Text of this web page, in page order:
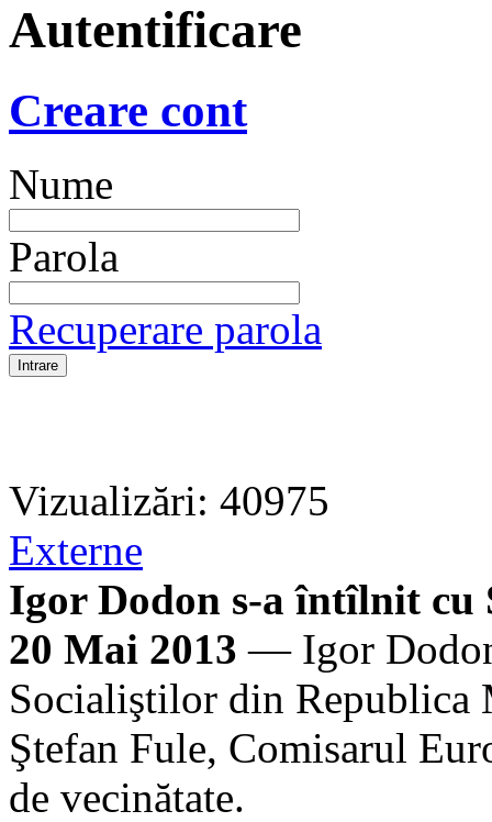
Autentificare
Creare cont
Nume
Parola
Recuperare parola
Vizualizări: 40975
Externe
Igor Dodon s-a întîlnit cu
20 Mai 2013 — Igor
Socialiştilor din Republica
Ştefan Fule, Comisarul
de vecinătate.